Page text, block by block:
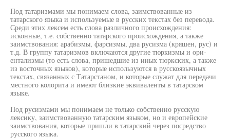
Под татаризмами мы понимаем слова, заимствованные из
татарского языка и используемые в русских текстах без перевода.
Среди этих лексем есть слова различного происхождения:
исконные, т.е. собственно татарского происхождения, а также
заимствования: арабизмы, фарсизмы, два русизма (кряшен, рус) и
т.д. В группу татаризмов включаются другие тюркизмы и ори-
ентализмы (то есть слова, пришедшие из иных тюркских, а также
из восточных языков), которые используются в русскоязычных
текстах, связанных с Татарстаном, и которые служат для передачи
местного колорита и имеют близкие эквиваленты в татарском
языке.
Под русизмами мы понимаем не только собственно русскую
лексику, заимствованную татарским языком, но и европейские
заимствования, которые пришли в татарский через посредство
русского языка.